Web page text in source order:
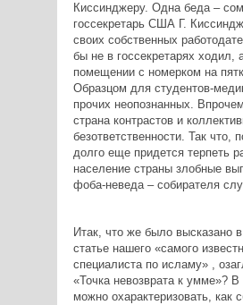
Киссинджеру. Одна беда –
госсекретарь США Г.
своих собственных
бы не в госсекретарях ходил,
помещении с номерком на
Образцом для студентов-
прочих неопознанных.
страна контрастов и
безответственности. Так что,
долго еще придется терпеть
население страны злобные
фоба-неведа – собирателя
Итак, что же было высказано
статье нашего «самого
специалиста по исламу» ,
«Точка невозврата к умме»?
можно охарактеризовать, как